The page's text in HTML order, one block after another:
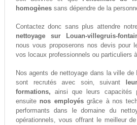
homogènessans dépendre de la
Contactez donc sans plus attendre
nettoyage sur Louan-villegruis-
nous vous proposerons nos devis pour
vos locaux professionnels ou particuliers
Nos agents de nettoyage dans la ville de
sont recrutés avec soin, suivant
formations, ainsi que leurs capacités
ensuite nos employésgrâce à nos
performants dans le domaine du
opérationnels, vous offrant le meilleur